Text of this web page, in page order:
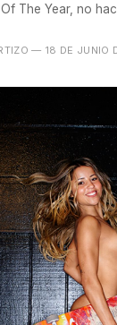
The Year, no
— 18 DE JUNIO